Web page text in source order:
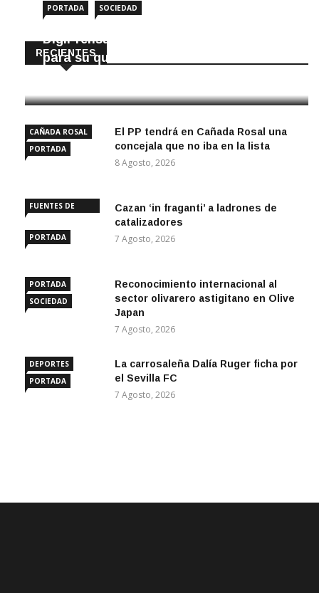
RECIENTES
PORTADA SOCIEDAD
DigiPrensa selecciona a Écija al Día
para su quiosco mundial
CAÑADA ROSAL
PORTADA
El PP tendrá en Cañada Rosal una
concejala que no iba en la lista
8 Agosto, 2026
FUENTES DE
PORTADA
Cazan ‘in fraganti’ a ladrones de
catalizadores
7 Agosto, 2026
PORTADA
SOCIEDAD
Reconocimiento internacional al
sector olivarero astigitano en Olive
Japan
7 Agosto, 2026
DEPORTES
PORTADA
La carrosaleña Dalía Ruger ficha por
el Sevilla FC
7 Agosto, 2026